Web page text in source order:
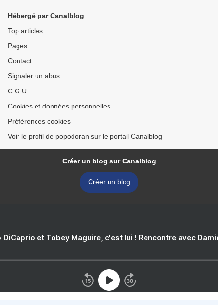
Hébergé par Canalblog
Top articles
Pages
Contact
Signaler un abus
C.G.U.
Cookies et données personnelles
Préférences cookies
Voir le profil de popodoran sur le portail Canalblog
Créer un blog sur Canalblog
Créer un blog
DiCaprio et Tobey Maguire, c'est lui ! Rencontre avec